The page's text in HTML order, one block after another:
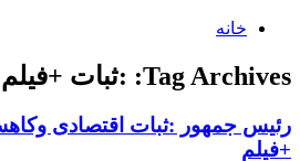
خانه
Tag Archives: :ثبات +فیلم
رئیس جمهور :ثبات اقتصادی
+فیلم